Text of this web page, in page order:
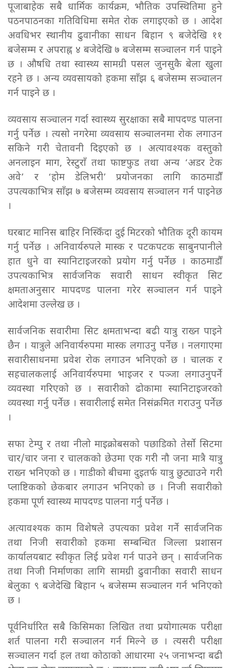
पूजाबाहेक सबै धार्मिक कार्यक्रम, भौतिक उपस्थितिमा हुने
पठनपाठनका गतिविधिमा समेत रोक लगाइएको छ । आदेश
अवधिभर स्थानीय ढुवानीका साधन बिहान ९ बजेदेखि ११
बजेसम्म र अपराह्न ४ बजेदेखि ७ बजेसम्म सञ्चालन गर्न पाइने
छ । औषधि तथा स्वास्थ्य सामग्री पसल जुनसुकै बेला खुला
रहने छ । अन्य व्यवसायको हकमा साँझ ६ बजेसम्म सञ्चालन
गर्न पाइने छ ।
व्यवसाय सञ्चालन गर्दा स्वास्थ्य सुरक्षाका सबै मापदण्ड पालना
गर्नु पर्नेछ । त्यसो नगरेमा व्यवसाय सञ्चालनमा रोक लगाउन
सकिने गरी चेतावनी दिइएको छ । अत्यावश्यक वस्तुको
अनलाइन माग, रेस्टुराँ तथा फाष्टफुड तथा अन्य ‘अडर टेक
अवे’ र ‘होम डेलिभरी’ प्रयोजनका लागि काठमाडौँ
उपत्यकाभित्र साँझ ७ बजेसम्म व्यवसाय सञ्चालन गर्न पाइनेछ
।
घरबाट मानिस बाहिर निस्किँदा दुई मिटरको भौतिक दूरी कायम
गर्नु पर्नेछ । अनिवार्यरुपले मास्क र पटकपटक साबुनपानीले
हात धुने वा स्यानिटाइजरको प्रयोग गर्नु पर्नेछ । काठमाडौँ
उपत्यकाभित्र सार्वजनिक सवारी साधन स्वीकृत सिट
क्षमताअनुसार मापदण्ड पालना गरेर सञ्चालन गर्न पाइने
आदेशमा उल्लेख छ ।
सार्वजनिक सवारीमा सिट क्षमताभन्दा बढी यात्रु राख्न पाइने
छैन । यात्रुले अनिवार्यरुपमा मास्क लगाउनु पर्नेछ । नलगाएमा
सवारीसाधनमा प्रवेश रोक लगाउन भनिएको छ । चालक र
सहचालकलाई अनिवार्यरुपमा भाइजर र पञ्जा लगाउनुपर्ने
व्यवस्था गरिएको छ । सवारीको ढोकामा स्यानिटाइजरको
व्यवस्था गर्नु पर्नेछ । सवारीलाई समेत निसंक्रमित गराउनु पर्नेछ
।
सफा टेम्पु र तथा नीलो माइक्रोबसको पछाडिको तेर्सो सिटमा
चार/चार जना र चालकको छेउमा एक गरी नौ जना मात्रै यात्रु
राख्न भनिएको छ । गाडीको बीचमा दुइतर्फ यात्रु छुट्याउने गरी
प्लाष्टिकको छेकबार लगाउन भनिएको छ । निजी सवारीको
हकमा पूर्ण स्वास्थ्य मापदण्ड पालना गर्नु पर्नेछ ।
अत्यावश्यक काम विशेषले उपत्यका प्रवेश गर्ने सार्वजनिक
तथा निजी सवारीको हकमा सम्बन्धित जिल्ला प्रशासन
कार्यालयबाट स्वीकृत लिई प्रवेश गर्न पाउने छन् । सार्वजनिक
तथा निजी निर्माणका लागि सामग्री ढुवानीका सवारी साधन
बेलुका ९ बजेदेखि बिहान ५ बजेसम्म सञ्चालन गर्न भनिएको
छ ।
पूर्वनिर्धारित सबै किसिमका लिखित तथा प्रयोगात्मक परीक्षा
शर्त पालना गरी सञ्चालन गर्न मिल्ने छ । त्यसरी परीक्षा
सञ्चालन गर्दा हल तथा कोठाको आधारमा २५ जनाभन्दा बढी